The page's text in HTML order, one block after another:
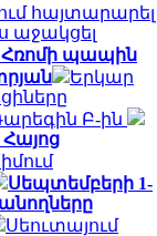
հայտարարել
աջակցել
Հռոմի պապին
Երկար
Բ-ին
Սեպտեմբերի 1-
Սեուտայում